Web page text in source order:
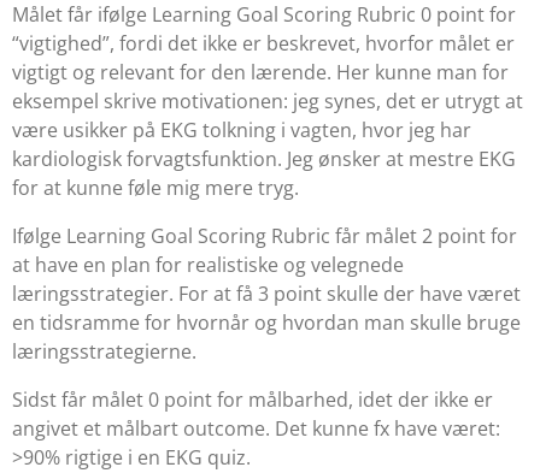
Målet får ifølge Learning Goal Scoring Rubric 0 point for
“vigtighed”, fordi det ikke er beskrevet, hvorfor målet er
vigtigt og relevant for den lærende. Her kunne man for
eksempel skrive motivationen: jeg synes, det er utrygt at
være usikker på EKG tolkning i vagten, hvor jeg har
kardiologisk forvagtsfunktion. Jeg ønsker at mestre EKG
for at kunne føle mig mere tryg.
Ifølge Learning Goal Scoring Rubric får målet 2 point for
at have en plan for realistiske og velegnede
læringsstrategier. For at få 3 point skulle der have været
en tidsramme for hvornår og hvordan man skulle bruge
læringsstrategierne.
Sidst får målet 0 point for målbarhed, idet der ikke er
angivet et målbart outcome. Det kunne fx have været:
>90% rigtige i en EKG quiz.